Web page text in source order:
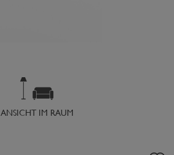
ANSICHT IM RAUM